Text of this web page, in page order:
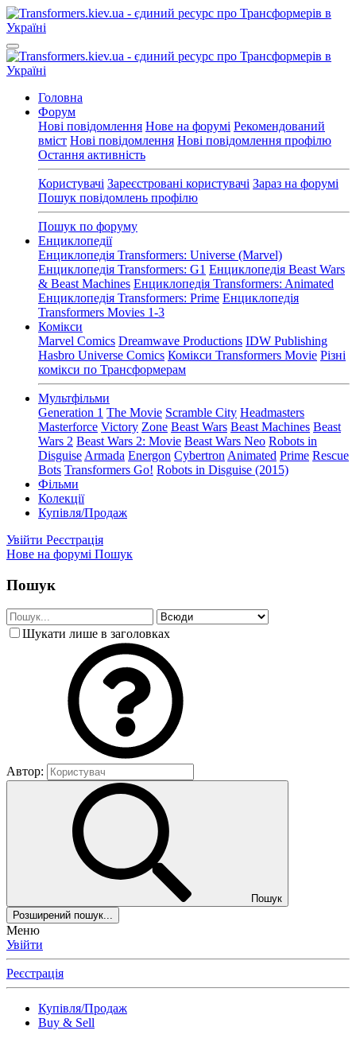
Головна
Форум
Нові повідомлення Нове на форумі Рекомендований
вміст Нові повідомлення Нові повідомлення профілю
Остання активність
Користувачі Зареєстровані користувачі Зараз на форумі
Пошук повідомлень профілю
Пошук по форуму
Енциклопедії
Енциклопедія Transformers: Universe (Marvel)
Енциклопедія Transformers: G1 Енциклопедія Beast Wars
& Beast Machines Енциклопедія Transformers: Animated
Енциклопедія Transformers: Prime Енциклопедія
Transformers Movies 1-3
Комікси
Marvel Comics Dreamwave Productions IDW Publishing
Hasbro Universe Comics Комікси Transformers Movie Різні
комікси по Трансформерам
Мультфільми
Generation 1 The Movie Scramble City Headmasters
Masterforce Victory Zone Beast Wars Beast Machines Beast
Wars 2 Beast Wars 2: Movie Beast Wars Neo Robots in
Disguise Armada Energon Cybertron Animated Prime Rescue
Bots Transformers Go! Robots in Disguise (2015)
Фільми
Колекції
Купівля/Продаж
Увійти Реєстрація
Нове на форумі Пошук
Пошук
Шукати лише в заголовках
Автор:
Пошук
Розширений пошук...
Меню
Увійти
Реєстрація
Купівля/Продаж
Buy & Sell